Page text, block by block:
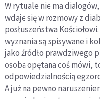
W rytuale nie ma
wdaje się w rozmowy z
posłuszeństwa
wyznania są spisywane i
jako źródło prawdziwego
osoba opętana coś mówi,
odpowiedzialnością
A już na pewno